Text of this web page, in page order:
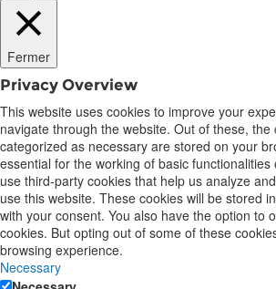
Fermer
Privacy Overview
This website uses cookies to improve your
navigate through the website. Out of these, the
categorized as necessary are stored on your
essential for the working of basic functionalities
use third-party cookies that help us analyze
use this website. These cookies will be stored
with your consent. You also have the option to
cookies. But opting out of some of these
browsing experience.
Necessary